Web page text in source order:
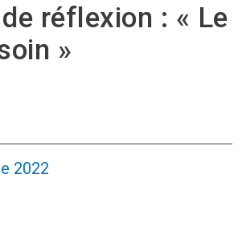
réflexion : « Le
»
2022